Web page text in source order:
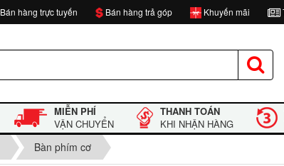
Bán hàng trực tuyến Bán hàng trả góp Khuyến mãi
MIỄN PHÍ
VẬN CHUYỂN
THANH TOÁN
KHI NHẬN HÀNG
Bàn phím cơ